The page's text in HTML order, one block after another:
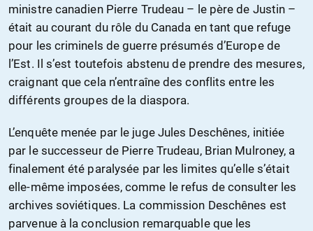
ministre canadien Pierre Trudeau – le père de Justin –
était au courant du rôle du Canada en tant que refuge
pour les criminels de guerre présumés d’Europe de
l’Est. Il s’est toutefois abstenu de prendre des mesures,
craignant que cela n’entraîne des conflits entre les
différents groupes de la diaspora.
L’enquête menée par le juge Jules Deschênes, initiée
par le successeur de Pierre Trudeau, Brian Mulroney, a
finalement été paralysée par les limites qu’elle s’était
elle-même imposées, comme le refus de consulter les
archives soviétiques. La commission Deschênes est
parvenue à la conclusion remarquable que les